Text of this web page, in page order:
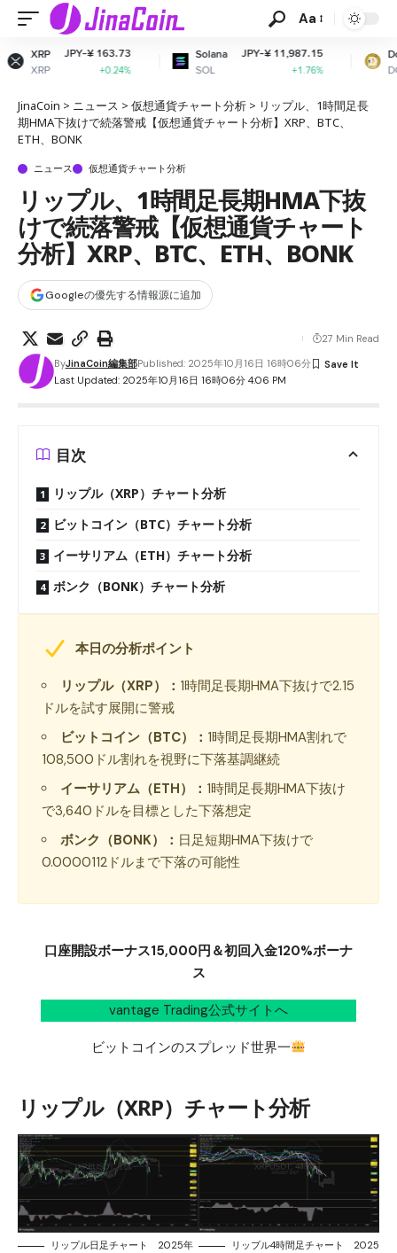
Aa
¥ 163.73
+0.24%
Solana
SOL
JPY-¥ 11,987.15
+1.76%
Dogecoin
DOGE
JPY-
JinaCoin > ニュース > 仮想通貨チャート分析 > リップル、1時間足長
期HMA下抜けで続落警戒【仮想通貨チャート分析】XRP、BTC、
ETH、BONK
ニュース 仮想通貨チャート分析
リップル、1時間足長期HMA下抜
けで続落警戒【仮想通貨チャート
分析】XRP、BTC、ETH、BONK
Googleの優先する情報源に追加
Last Updated: 2025年10月16日 16時06分 4:06 PM
ByJinaCoin編集部Published: 2025年10月16日 16時06分
27 Min Read
目次
リップル（XRP）チャート分析
ビットコイン（BTC）チャート分析
イーサリアム（ETH）チャート分析
ボンク（BONK）チャート分析
本日の分析ポイント
リップル（XRP）： 1時間足長期HMA下抜けで2.15
ドルを試す展開に警戒
ビットコイン（BTC）： 1時間足長期HMA割れで
108,500ドル割れを視野に下落基調継続
イーサリアム（ETH）： 1時間足長期HMA下抜け
で3,640ドルを目標とした下落想定
ボンク（BONK）： 日足短期HMA下抜けで
0.0000112ドルまで下落の可能性
口座開設ボーナス15,000円＆初回入金120%ボーナ
ス
vantage Trading公式サイトへ
ビットコインのスプレッド世界一
リップル（XRP）チャート分析
リップル日足チャート 2025年
リップル4時間足チャート 2025